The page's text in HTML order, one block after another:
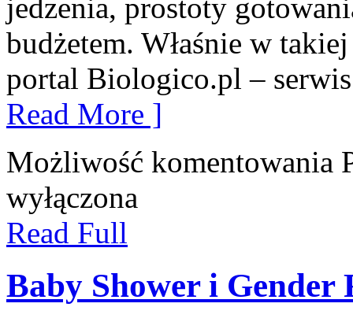
jedzenia, prostoty
budżetem. Właśnie w
portal Biologico.pl –
Read More ]
Możliwość komentowania
wyłączona
Read Full
Baby Shower i Gender